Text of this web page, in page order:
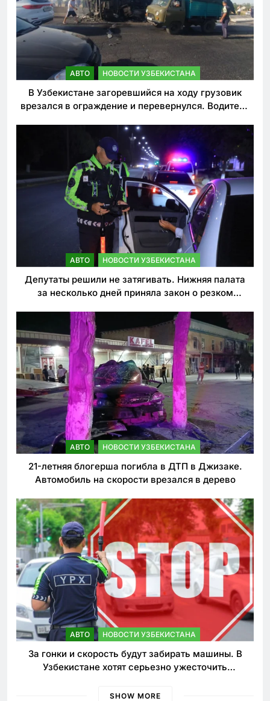
АВТО НОВОСТИ УЗБЕКИСТАНА
В Узбекистане загоревшийся на ходу грузовик
врезался в ограждение и перевернулся. Водитель
АВТО НОВОСТИ УЗБЕКИСТАНА
Депутаты решили не затягивать. Нижняя палата
за несколько дней приняла закон о резком
АВТО НОВОСТИ УЗБЕКИСТАНА
21-летняя блогерша погибла в ДТП в Джизаке.
Автомобиль на скорости врезался в дерево
АВТО НОВОСТИ УЗБЕКИСТАНА
За гонки и скорость будут забирать машины. В
Узбекистане хотят серьезно ужесточить
SHOW MORE